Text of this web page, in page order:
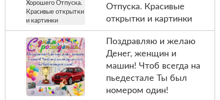
Отпуска. Красивые
открытки и картинки
Поздравляю и желаю
Денег, женщин и
машин! Чтоб всегда на
пьедестале Ты был
номером один!